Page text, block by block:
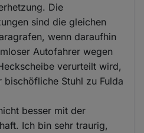
Die
sind die gleichen
wenn daraufhin
Autofahrer wegen
verurteilt wird,
bischöfliche Stuhl zu Fulda
besser mit der
Ich bin sehr traurig,